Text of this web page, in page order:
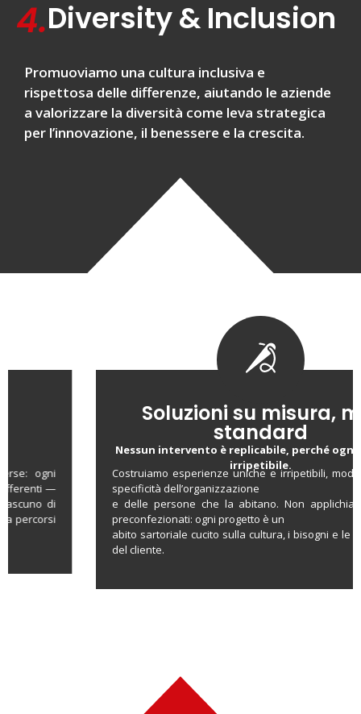
4.Diversity & Inclusion
Promuoviamo una cultura inclusiva e
rispettosa delle differenze, aiutando le aziende
a valorizzare la diversità come leva strategica
per l’innovazione, il benessere e la crescita.
Soluzioni su misura, mai
standard
Nessun intervento è replicabile, perché ogni cliente è
Costruiamo esperienze uniche e irripetibili, modellate sulle
specificità dell’organizzazione
e delle persone che la abitano. Non applichiamo format
preconfezionati: ogni progetto è un
abito sartoriale cucito sulla cultura, i bisogni e le aspirazioni